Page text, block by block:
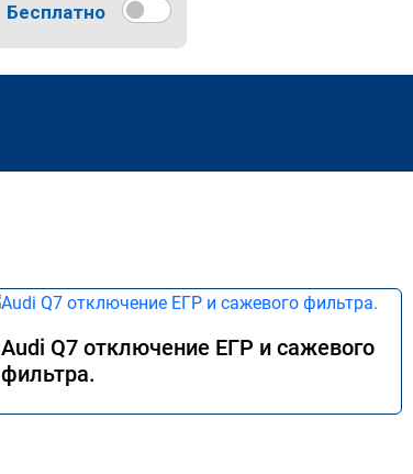
Бесплатно
Audi Q7 отключение ЕГР и сажевого
фильтра.